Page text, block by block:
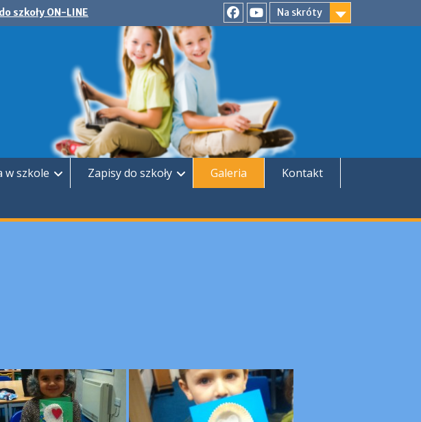
szkoły ON-LINE
Na skróty
FacebookYouTube
w szkole Zapisy do szkoły Galeria
Kontakt